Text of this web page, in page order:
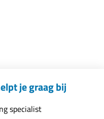
je graag bij
specialist